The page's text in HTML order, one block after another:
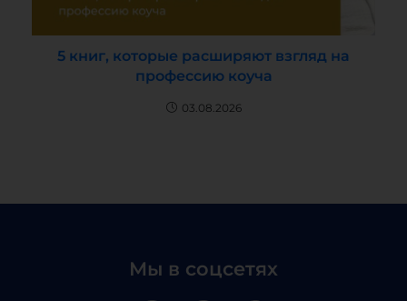
5 книг, которые расширяют взгляд на
профессию коуча
03.08.2026
Мы в соцсетях